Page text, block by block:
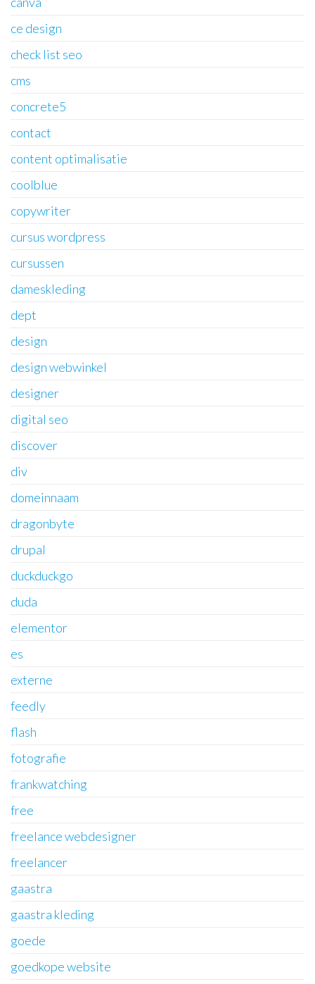
ce design
check list seo
cms
concrete5
contact
content optimalisatie
coolblue
copywriter
cursus wordpress
cursussen
dameskleding
dept
design
design webwinkel
designer
digital seo
discover
div
domeinnaam
dragonbyte
drupal
duckduckgo
duda
elementor
es
externe
feedly
flash
fotografie
frankwatching
free
freelance webdesigner
freelancer
gaastra
gaastra kleding
goede
goedkope website